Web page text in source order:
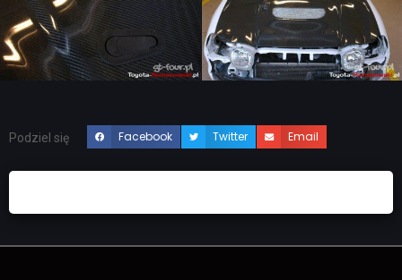
Podziel się Facebook Twitter Email